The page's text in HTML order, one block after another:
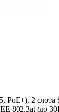
PoE+), 2 слота
802.3at (до